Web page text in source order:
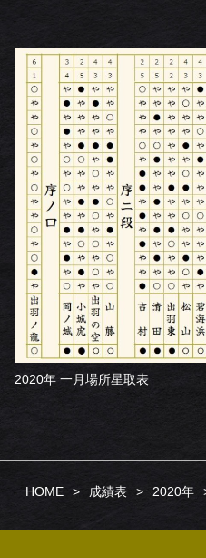
2020年 一月場所星取表
HOME 成績表 2020年